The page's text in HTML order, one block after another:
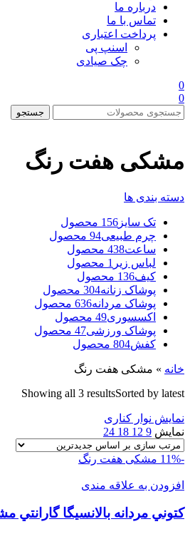
درباره ما
تماس با ما
پرداخت اعتباری
اسنپ پی
چک صیادی
0
0
جستجو
مشکی هفت رنگ
دسته بندی ها
تک سایز 156 محصول
چرم طبیعی94 محصول
ساعت438 محصول
لباس زیر 1 محصول
کیف136 محصول
پوشاک زنانه304 محصول
پوشاک مردانه636 محصول
اکسسوری49 محصول
پوشاک ورزشی47 محصول
کفش804 محصول
خانه » مشکی هفت رنگ
Showing all 3 resultsSorted by latest
نمایش نوار کناری
نمایش 9
12
18
24
-11% مشکی هفت رنگ
افزودن به علاقه مندی
کتوني مردانه بالانسيگا